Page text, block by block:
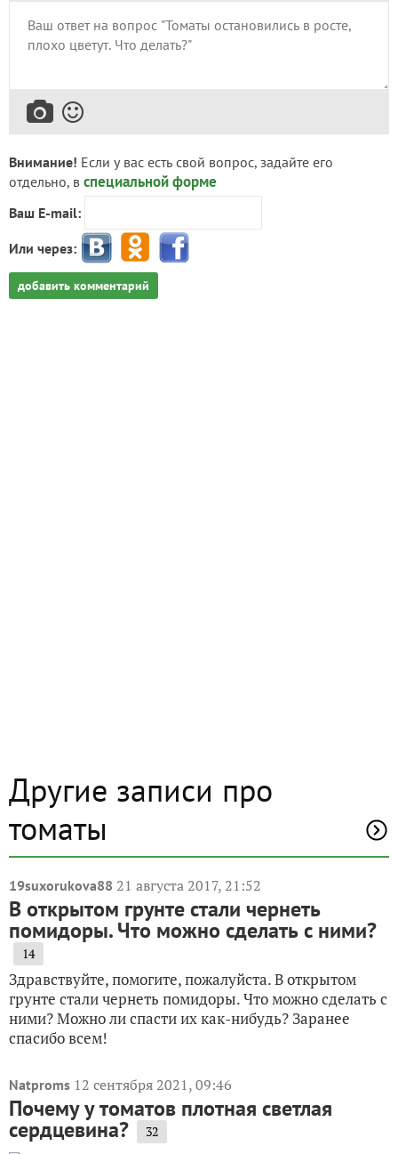
Внимание! Если у вас есть свой вопрос, задайте его
отдельно, в специальной форме
Ваш E-mail:
Или через:
добавить комментарий
Другие записи про
томаты
19suxorukova88 21 августа 2017, 21:52
В открытом грунте стали чернеть
помидоры. Что можно сделать с ними?
14
Здравствуйте, помогите, пожалуйста. В открытом
грунте стали чернеть помидоры. Что можно сделать с
ними? Можно ли спасти их как-нибудь? Заранее
спасибо всем!
Natproms 12 сентября 2021, 09:46
Почему у томатов плотная светлая
сердцевина? 32